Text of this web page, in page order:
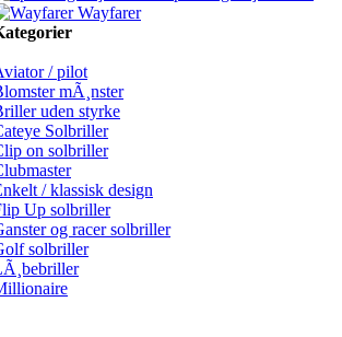
Wayfarer
/ pilot
mÃ¸nster
uden styrke
Solbriller
on solbriller
/ klassisk design
Up solbriller
og racer solbriller
solbriller